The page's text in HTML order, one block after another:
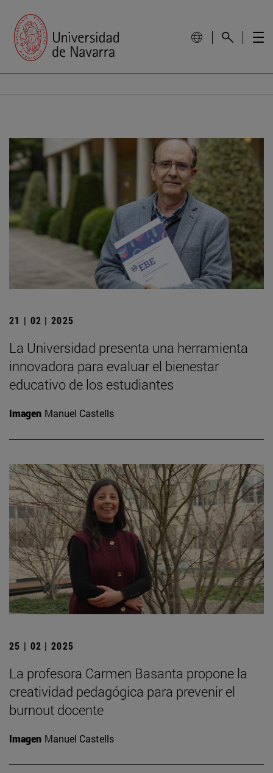
21 | 02 | 2025
La Universidad presenta una herramienta
innovadora para evaluar el bienestar
educativo de los estudiantes
Imagen Manuel Castells
25 | 02 | 2025
La profesora Carmen Basanta propone la
creatividad pedagógica para prevenir el
burnout docente
Imagen Manuel Castells